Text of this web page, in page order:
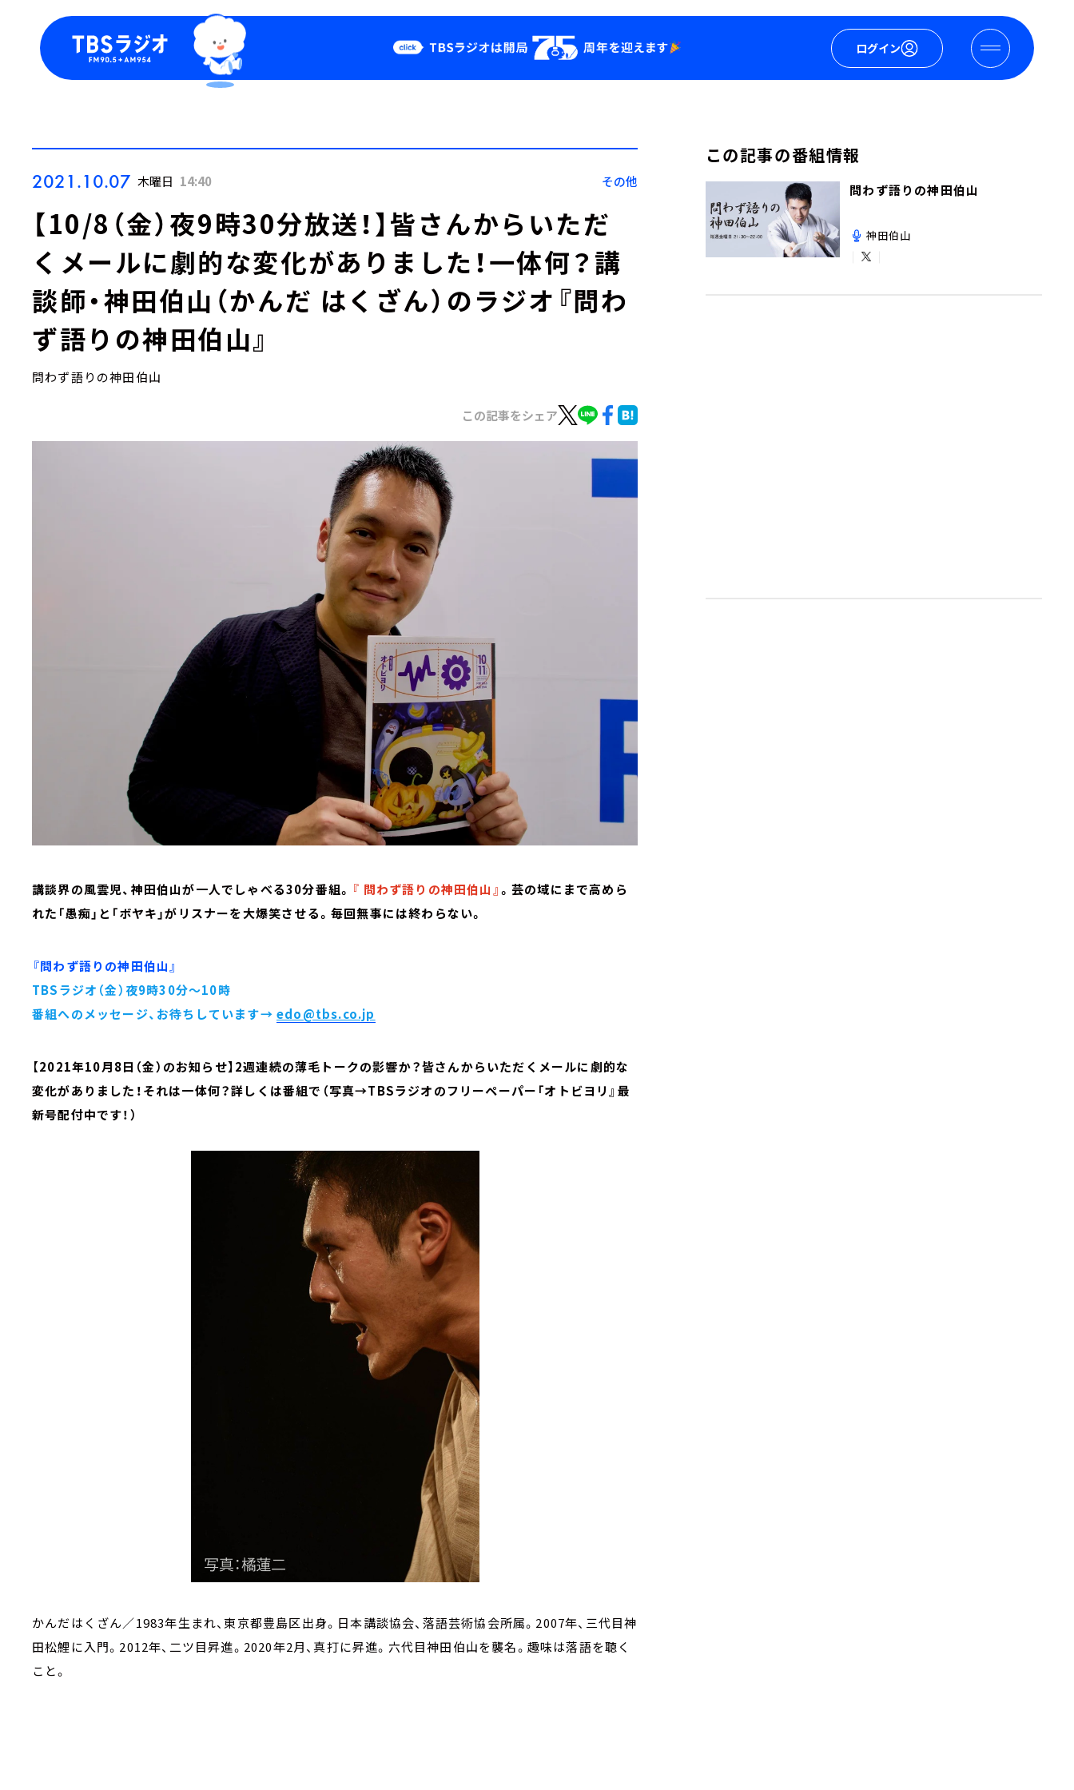
ログイン
Podcast
YouTube
2021.10.07 木曜日 14:40 その他
【10/8（金）夜9時30分放送！】皆さんからいただ
くメールに劇的な変化がありました！一体何？講
談師・神田伯山（かんだ はくざん）のラジオ『問わ
ず語りの神田伯山』
問わず語りの神田伯山
この記事をシェア
講談界の風雲児、神田伯山が一人でしゃべる30分番組。 『 問わず語りの神田伯山』。芸の域にまで高めら
れた「愚痴」と「ボヤキ」がリスナーを大爆笑させる。毎回無事には終わらない。
『問わず語りの神田伯山』
TBSラジオ（金）夜9時30分～10時
番組へのメッセージ、お待ちしています→ edo@tbs.co.jp
【2021年10月8日（金）のお知らせ】2週連続の薄毛トークの影響か？皆さんからいただくメールに劇的な
変化がありました！それは一体何？詳しくは番組で（写真→TBSラジオのフリーペーパー「オトビヨリ』最
新号配付中です！）
かんだはくざん／1983年生まれ、東京都豊島区出身。日本講談協会、落語芸術協会所属。2007年、三代目神
田松鯉に入門。2012年、二ツ目昇進。2020年2月、真打に昇進。六代目神田伯山を襲名。趣味は落語を聴く
こと。
この記事の番組情報
問わず語りの神田伯山
神田伯山